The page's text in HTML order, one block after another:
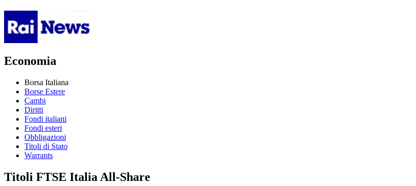
Economia
Borsa Italiana
Borse Estere
Cambi
Diritti
Fondi italiani
Fondi esteri
Obbligazioni
Titoli di Stato
Warrants
Titoli FTSE Italia All-Share